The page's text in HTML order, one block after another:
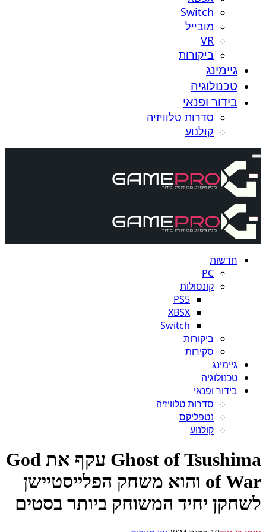
Switch
מובייל
VR
ביקורות
גיימינג
טכנולוגיה
בידור ופנאי
סדרות טלוויזיה
קולנוע
חדשות
PC
קונסולות
PS5
XBSX
Switch
ביקורות
סקירות
גיימינג
טכנולוגיה
בידור ופנאי
סדרות טלוויזיה
נטפליקס
קולנוע
Ghost of Tsushima עקף את God
of War והוא משחק הפלייסטיישן
יחיד המשוחק ביותר בסטים